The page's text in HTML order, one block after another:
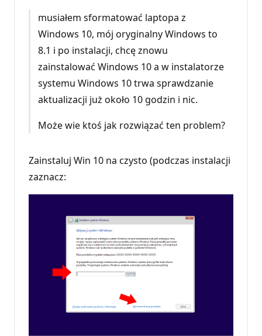
musiałem sformatować laptopa z
Windows 10, mój oryginalny Windows to
8.1 i po instalacji, chcę znowu
zainstalować Windows 10 a w instalatorze
systemu Windows 10 trwa sprawdzanie
aktualizacji już około 10 godzin i nic.
Może wie ktoś jak rozwiązać ten problem?
Zainstaluj Win 10 na czysto (podczas instalacji
zaznacz: